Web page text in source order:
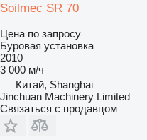
Soilmec SR 70
Цена по запросу
Буровая установка
2010
3 000 м/ч
Китай, Shanghai
Jinchuan Machinery Limited
Связаться с продавцом